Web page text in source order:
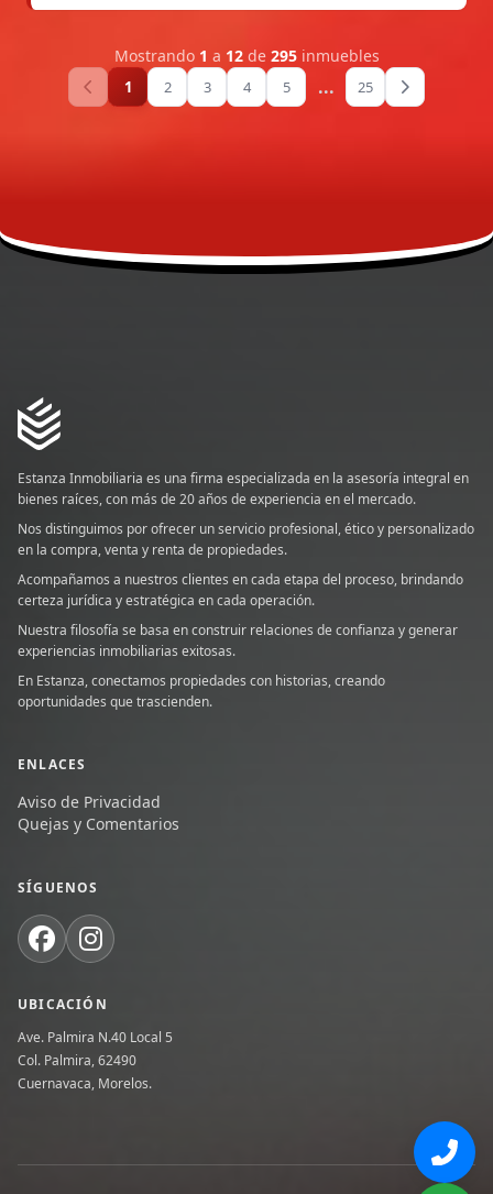
Mostrando 1 a 12de 295inmuebles
1 2 3 4 5 ... 25
Estanza Inmobiliaria es una firma especializada en la asesoría integral en
bienes raíces, con más de 20 años de experiencia en el mercado.
Nos distinguimos por ofrecer un servicio profesional, ético y personalizado
en la compra, venta y renta de propiedades.
Acompañamos a nuestros clientes en cada etapa del proceso, brindando
certeza jurídica y estratégica en cada operación.
Nuestra filosofía se basa en construir relaciones de confianza y generar
experiencias inmobiliarias exitosas.
En Estanza, conectamos propiedades con historias, creando
oportunidades que trascienden.
ENLACES
Aviso de Privacidad
Quejas y Comentarios
SÍGUENOS
UBICACIÓN
Ave. Palmira N.40 Local 5
Col. Palmira, 62490
Cuernavaca, Morelos.